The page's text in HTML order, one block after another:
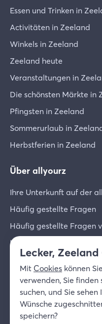
Essen und Trinken in
Activitäten in Zeeland
Winkels in Zeeland
Zeeland heute
Veranstaltungen in
Die schönsten Märkte in
Pfingsten in Zeeland
Sommerurlaub in
Herbstferien in Zeeland
Über allyourz
Ihre Unterkunft auf der
Häufig gestellte Fragen
Häufig gestellte Fragen
Unternehmer-Login
Über uns
© 2026 allyourz b.v.
Datenschutzrichtlinie
Lecker,
Mit Cookies können
verwenden, Sie finden
suchen, und Sie
Wünsche
speichern?